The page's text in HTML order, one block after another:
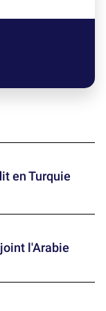
en Turquie
l'Arabie